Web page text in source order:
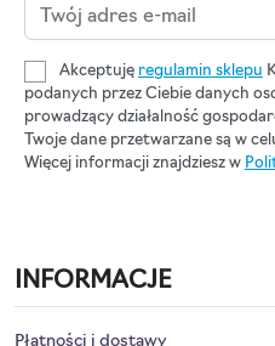
Akceptuję regulamin sklepu
podanych przez Ciebie danych
prowadzący działalność
Twoje dane przetwarzane są w
Więcej informacji znajdziesz w
INFORMACJE
Płatności i dostawy